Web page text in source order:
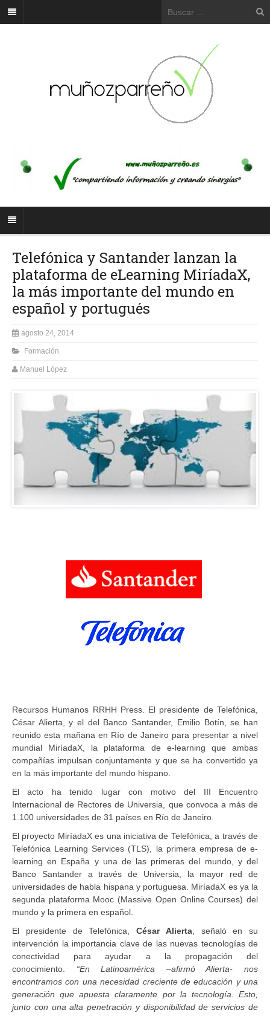
Telefónica y Santander lanzan la
plataforma de eLearning MiríadaX,
la más importante del mundo en
español y portugués
agosto 24, 2014
Formación
Manuel López
Recursos Humanos RRHH Press. El presidente de Telefónica,
César Alierta, y el del Banco Santander, Emilio Botín, se han
reunido esta mañana en Río de Janeiro para presentar a nivel
mundial MiríadaX, la plataforma de e-learning que ambas
compañías impulsan conjuntamente y que se ha convertido ya
en la más importante del mundo hispano.
El acto ha tenido lugar con motivo del III Encuentro
Internacional de Rectores de Universia, que convoca a más de
1.100 universidades de 31 países en Río de Janeiro.
El proyecto MiríadaX es una iniciativa de Telefónica, a través de
Telefónica Learning Services (TLS), la primera empresa de e-
learning en España y una de las primeras del mundo, y del
Banco Santander a través de Universia, la mayor red de
universidades de habla hispana y portuguesa. MiríadaX es ya la
segunda plataforma Mooc (Massive Open Online Courses) del
mundo y la primera en español.
El presidente de Telefónica, César Alierta, señaló en su
intervención la importancia clave de las nuevas tecnologías de
conectividad para ayudar a la propagación del
conocimiento. “En Latinoamérica –afirmó Alierta- nos
encontramos con una necesidad creciente de educación y una
generación que apuesta claramente por la tecnología. Esto,
junto con una alta penetración y disponibilidad de servicios de